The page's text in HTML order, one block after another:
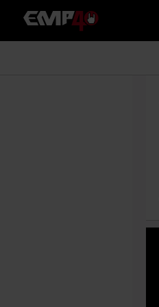
EMP
Merchandise
-